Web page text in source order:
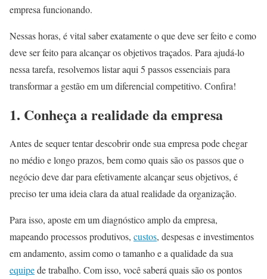
empresa funcionando.
Nessas horas, é vital saber exatamente o que deve ser feito e como
deve ser feito para alcançar os objetivos traçados. Para ajudá-lo
nessa tarefa, resolvemos listar aqui 5 passos essenciais para
transformar a gestão em um diferencial competitivo. Confira!
1. Conheça a realidade da empresa
Antes de sequer tentar descobrir onde sua empresa pode chegar
no médio e longo prazos, bem como quais são os passos que o
negócio deve dar para efetivamente alcançar seus objetivos, é
preciso ter uma ideia clara da atual realidade da organização.
Para isso, aposte em um diagnóstico amplo da empresa,
mapeando processos produtivos, custos, despesas e investimentos
em andamento, assim como o tamanho e a qualidade da sua
equipede trabalho. Com isso, você saberá quais são os pontos